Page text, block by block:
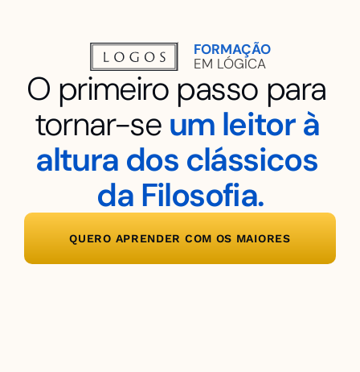
FORMAÇÃO
EM LÓGICA
O primeiro passo para
tornar-se um leitor à
altura dos clássicos
da Filosofia.
QUERO APRENDER COM OS MAIORES